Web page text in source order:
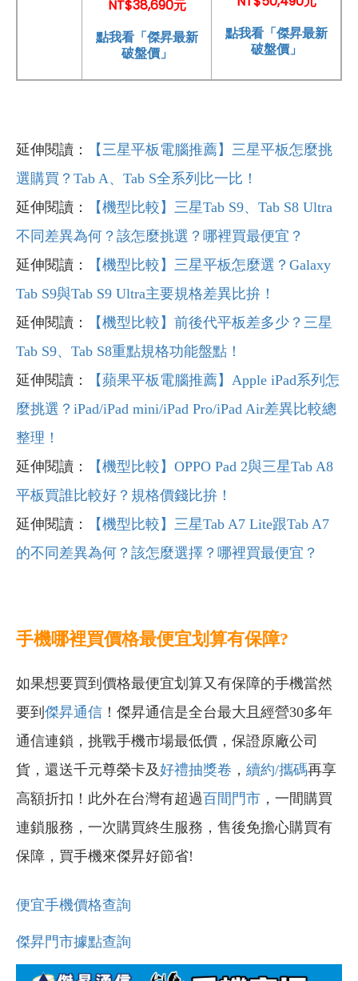
NT$38,690元
點我看「傑昇最新
破盤價」
點我看「傑昇最新
破盤價」
延伸閱讀：
【三星平板電腦推薦】三星平板怎麼挑
選購買？Tab A、Tab S全系列比一比！
延伸閱讀：
【機型比較】三星Tab S9、Tab S8 Ultra
不同差異為何？該怎麼挑選？哪裡買最便宜？
延伸閱讀：
【機型比較】三星平板怎麼選？Galaxy
Tab S9與Tab S9 Ultra主要規格差異比拚！
延伸閱讀：
【機型比較】前後代平板差多少？三星
Tab S9、Tab S8重點規格功能盤點！
延伸閱讀：
【蘋果平板電腦推薦】Apple iPad系列怎
麼挑選？iPad/iPad mini/iPad Pro/iPad Air差異比較總
整理！
延伸閱讀：
【機型比較】OPPO Pad 2與三星Tab A8
平板買誰比較好？規格價錢比拚！
延伸閱讀：
【機型比較】三星Tab A7 Lite跟Tab A7
的不同差異為何？該怎麼選擇？哪裡買最便宜？
手機哪裡買價格最便宜划算有保障?
如果想要買到價格最便宜划算又有保障的手機當然
要到 傑昇通信 ！傑昇通信是全台最大且經營30多年
通信連鎖，挑戰手機市場最低價，保證原廠公司
貨，還送千元尊榮卡及好禮抽獎卷 ， 續約/攜碼再享
高額折扣！此外在台灣有超過百間門市 ，一間購買
連鎖服務，一次購買終生服務，售後免擔心購買有
保障，買手機來傑昇好節省!
便宜手機價格查詢
傑昇門市據點查詢